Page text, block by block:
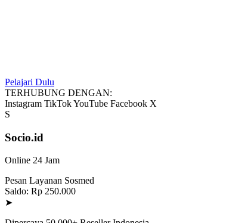
Pelajari Dulu
TERHUBUNG DENGAN:
Instagram TikTokYouTube Facebook X
S
Socio.id
Online 24 Jam
Pesan Layanan Sosmed
Saldo: Rp 250.000
➤